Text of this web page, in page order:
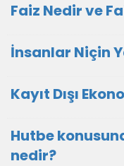
Faiz Nedir ve
İnsanlar Niçin
Kayıt Dışı
Hutbe
nedir?